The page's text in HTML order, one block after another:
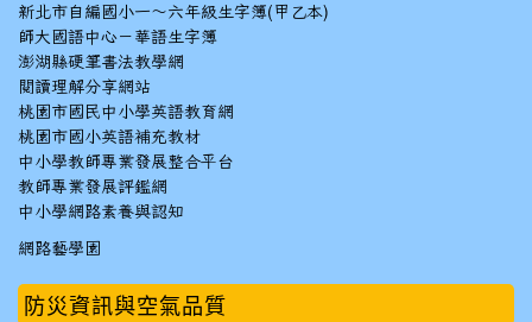
新北市自編國小一～六年級生字簿(甲乙本)
師大國語中心－華語生字簿
澎湖縣硬筆書法教學網
閱讀理解分享網站
桃園市國民中小學英語教育網
桃園市國小英語補充教材
中小學教師專業發展整合平台
教師專業發展評鑑網
中小學網路素養與認知
網路藝學園
防災資訊與空氣品質